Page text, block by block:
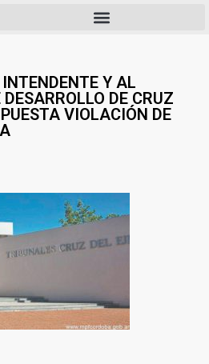
Y AL
DE CRUZ
VIOLACIÓN DE